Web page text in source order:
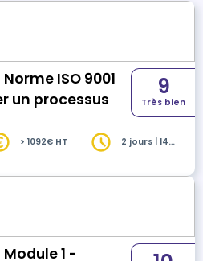
ISO 9001
un processus
9
Très bien
> 1092€ HT
2 jours | 14
1 -